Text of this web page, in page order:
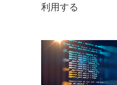
利用する